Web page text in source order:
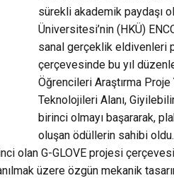
sürekli akademik paydaşı
Üniversitesi’nin (HKÜ)
sanal gerçeklik eldivenleri
çerçevesinde bu yıl
Öğrencileri Araştırma
Teknolojileri Alanı,
birinci olmayı başararak,
oluşan ödüllerin sahibi oldu.
olan G-GLOVE projesi
üzere özgün mekanik